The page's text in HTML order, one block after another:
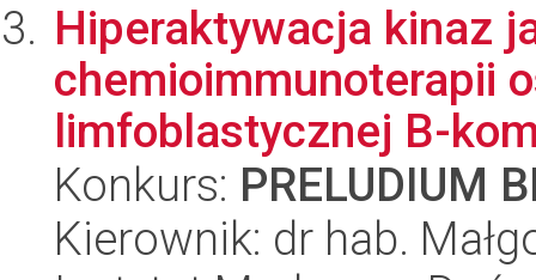
Hiperaktywacja kinaz
chemioimmunoterapii
limfoblastycznej B-
Konkurs: PRELUDIUM
Kierownik: dr hab.